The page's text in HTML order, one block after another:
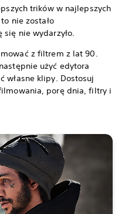
trików w najlepszych
nie zostało
nie wydarzyło.
z filtrem z lat 90.
użyć edytora
własne klipy. Dostosuj
porę dnia, filtry i